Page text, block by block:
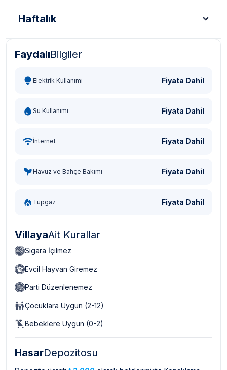
Haftalık
Türk Lirası - TL
FaydalıBilgiler
Elektrik Kullanımı Fiyata Dahil
Su Kullanımı Fiyata Dahil
İnternet Fiyata Dahil
Havuz ve Bahçe Bakımı Fiyata Dahil
Tüpgaz Fiyata Dahil
VillayaAit Kurallar
Sigara İçilmez
Evcil Hayvan Giremez
Parti Düzenlenemez
Çocuklara Uygun (2-12)
Bebeklere Uygun (0-2)
HasarDepozitosu